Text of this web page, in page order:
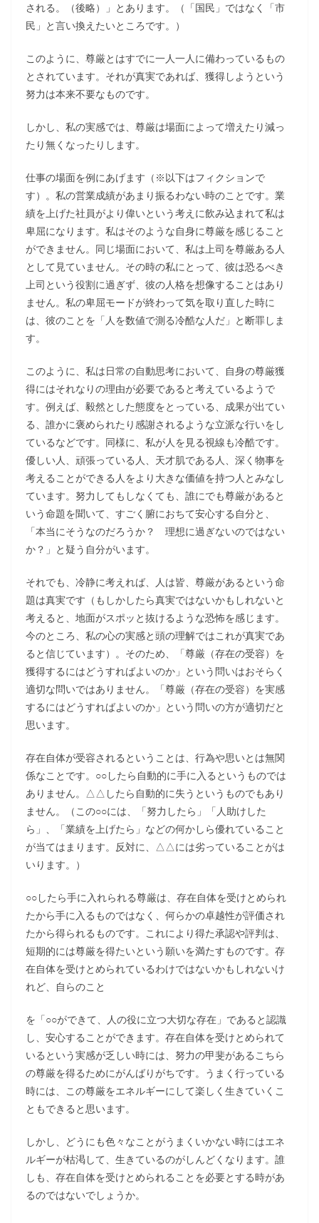
される。（後略）」とあります。（「国民」ではなく「市
民」と言い換えたいところです。）
このように、尊厳とはすでに一人一人に備わっているもの
とされています。それが真実であれば、獲得しようという
努力は本来不要なものです。
しかし、私の実感では、尊厳は場面によって増えたり減っ
たり無くなったりします。
仕事の場面を例にあげます（※以下はフィクションで
す）。私の営業成績があまり振るわない時のことです。業
績を上げた社員がより偉いという考えに飲み込まれて私は
卑屈になります。私はそのような自身に尊厳を感じること
ができません。同じ場面において、私は上司を尊厳ある人
として見ていません。その時の私にとって、彼は恐るべき
上司という役割に過ぎず、彼の人格を想像することはあり
ません。私の卑屈モードが終わって気を取り直した時に
は、彼のことを「人を数値で測る冷酷な人だ」と断罪しま
す。
このように、私は日常の自動思考において、自身の尊厳獲
得にはそれなりの理由が必要であると考えているようで
す。例えば、毅然とした態度をとっている、成果が出てい
る、誰かに褒められたり感謝されるような立派な行いをし
ているなどです。同様に、私が人を見る視線も冷酷です。
優しい人、頑張っている人、天才肌である人、深く物事を
考えることができる人をより大きな価値を持つ人とみなし
ています。努力してもしなくても、誰にでも尊厳があると
いう命題を聞いて、すごく腑におちて安心する自分と、
「本当にそうなのだろうか？ 理想に過ぎないのではない
か？」と疑う自分がいます。
それでも、冷静に考えれば、人は皆、尊厳があるという命
題は真実です（もしかしたら真実ではないかもしれないと
考えると、地面がスポッと抜けるような恐怖を感じます。
今のところ、私の心の実感と頭の理解ではこれが真実であ
ると信じています）。そのため、「尊厳（存在の受容）を
獲得するにはどうすればよいのか」という問いはおそらく
適切な問いではありません。「尊厳（存在の受容）を実感
するにはどうすればよいのか」という問いの方が適切だと
思います。
存在自体が受容されるということは、行為や思いとは無関
係なことです。○○したら自動的に手に入るというものでは
ありません。△△したら自動的に失うというものでもあり
ません。（この○○には、「努力したら」「人助けした
ら」、「業績を上げたら」などの何かしら優れていること
が当てはまります。反対に、△△には劣っていることがは
いります。）
○○したら手に入れられる尊厳は、存在自体を受けとめられ
たから手に入るものではなく、何らかの卓越性が評価され
たから得られるものです。これにより得た承認や評判は、
短期的には尊厳を得たいという願いを満たすものです。存
在自体を受けとめられているわけではないかもしれないけ
れど、自らのこと
を「○○ができて、人の役に立つ大切な存在」であると認識
し、安心することができます。存在自体を受けとめられて
いるという実感が乏しい時には、努力の甲斐があるこちら
の尊厳を得るためにがんばりがちです。うまく行っている
時には、この尊厳をエネルギーにして楽しく生きていくこ
ともできると思います。
しかし、どうにも色々なことがうまくいかない時にはエネ
ルギーが枯渇して、生きているのがしんどくなります。誰
しも、存在自体を受けとめられることを必要とする時があ
るのではないでしょうか。